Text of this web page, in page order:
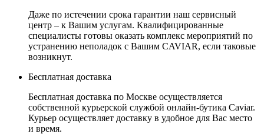
Даже по истечении срока гарантии наш сервисный
центр – к Вашим услугам. Квалифицированные
специалисты готовы оказать комплекс мероприятий по
устранению неполадок с Вашим CAVIAR, если таковые
возникнут.
Бесплатная доставка
Бесплатная доставка по Москве осуществляется
собственной курьерской службой онлайн-бутика Caviar.
Курьер осуществляет доставку в удобное для Вас место
и время.